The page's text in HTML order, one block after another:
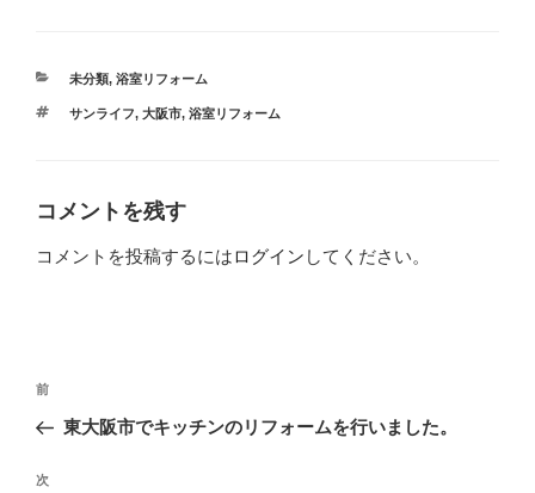
カ
ゴ
未分類, 浴室リフォーム
タ
サンライフ, 大阪市, 浴室リフォーム
コメントを残す
コメントを投稿するにはログイン してください。
投
ナ
ビ
過
去
投
前
東大阪市でキッチンのリフォームを行いました。
次
次